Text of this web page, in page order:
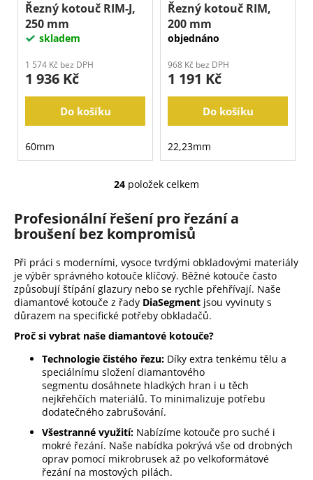
Řezný kotouč RIM-J,
250 mm
skladem
1 574 Kč bez DPH
1 936 Kč
Do košíku
60mm
Řezný kotouč RIM,
200 mm
objednáno
968 Kč bez DPH
1 191 Kč
Do košíku
22,23mm
O
l
á
a
c
í
p
v
k
y
v
ý
p
i
s
u
24 položek celkem
Profesionální řešení pro řezání a
broušení bez kompromisů
Při práci s moderními, vysoce tvrdými obkladovými materiály
je výběr správného kotouče klíčový. Běžné kotouče často
způsobují štípání glazury nebo se rychle přehřívají. Naše
diamantové kotouče z řady DiaSegment jsou vyvinuty s
důrazem na specifické potřeby obkladačů.
Proč si vybrat naše diamantové kotouče?
Technologie čistého řezu: Díky extra tenkému tělu a
speciálnímu složení diamantového
segmentu dosáhnete hladkých hran i u těch
nejkřehčích materiálů. To minimalizuje potřebu
dodatečného zabrušování.
Všestranné využití: Nabízíme kotouče pro suché i
mokré řezání. Naše nabídka pokrývá vše od drobných
oprav pomocí mikrobrusek až po velkoformátové
řezání na mostových pilách.